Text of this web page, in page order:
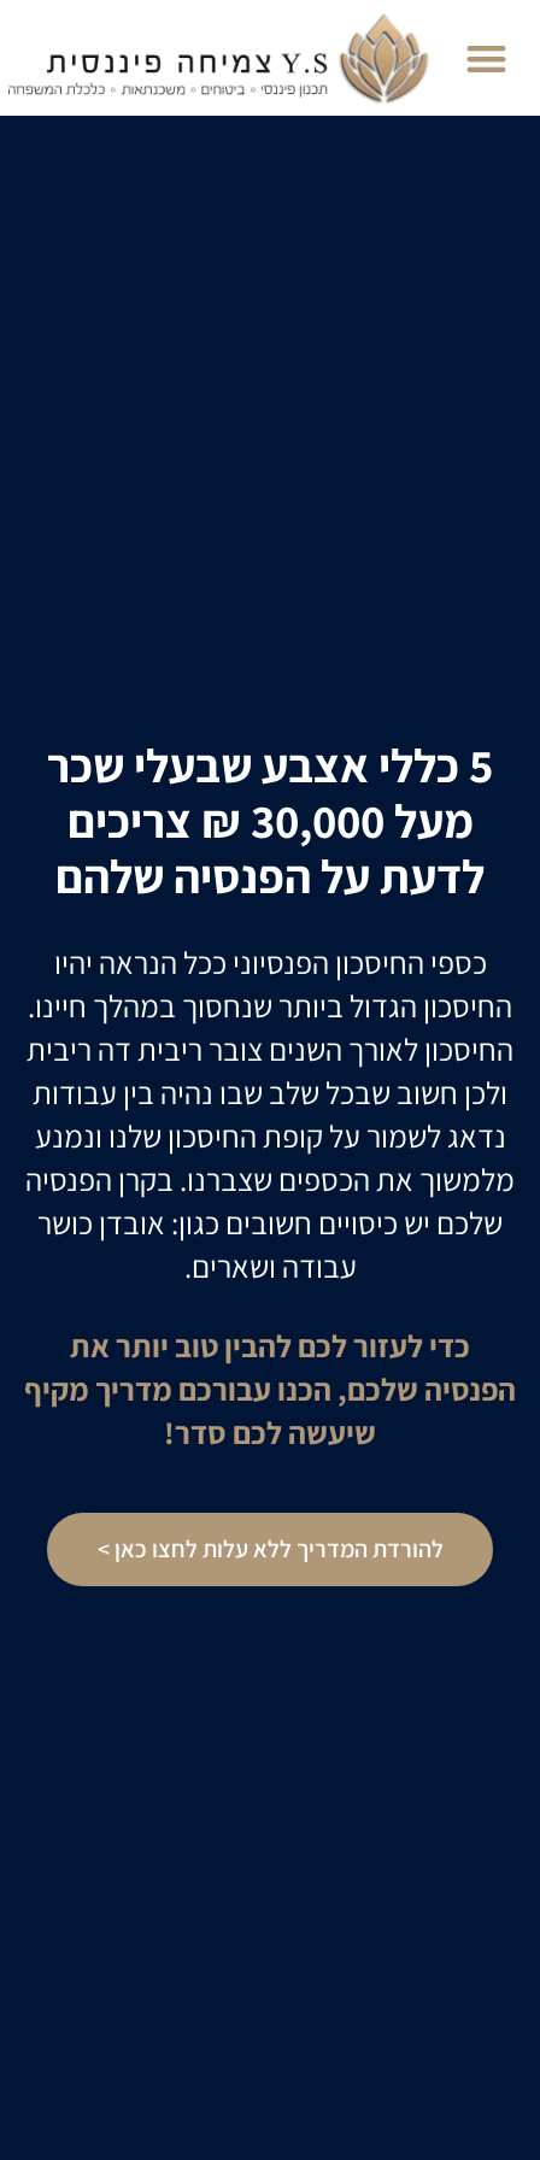
5 כללי אצבע שבעלי שכר
מעל 30,000 ₪ צריכים
לדעת על הפנסיה שלהם
כספי החיסכון הפנסיוני ככל הנראה יהיו
החיסכון הגדול ביותר שנחסוך במהלך חיינו.
החיסכון לאורך השנים צובר ריבית דה ריבית
ולכן חשוב שבכל שלב שבו נהיה בין עבודות
נדאג לשמור על קופת החיסכון שלנו ונמנע
מלמשוך את הכספים שצברנו. בקרן הפנסיה
שלכם יש כיסויים חשובים כגון: אובדן כושר
עבודה ושארים.
כדי לעזור לכם להבין טוב יותר את
הפנסיה שלכם, הכנו עבורכם מדריך מקיף
שיעשה לכם סדר!
להורדת המדריך ללא עלות לחצו כאן >